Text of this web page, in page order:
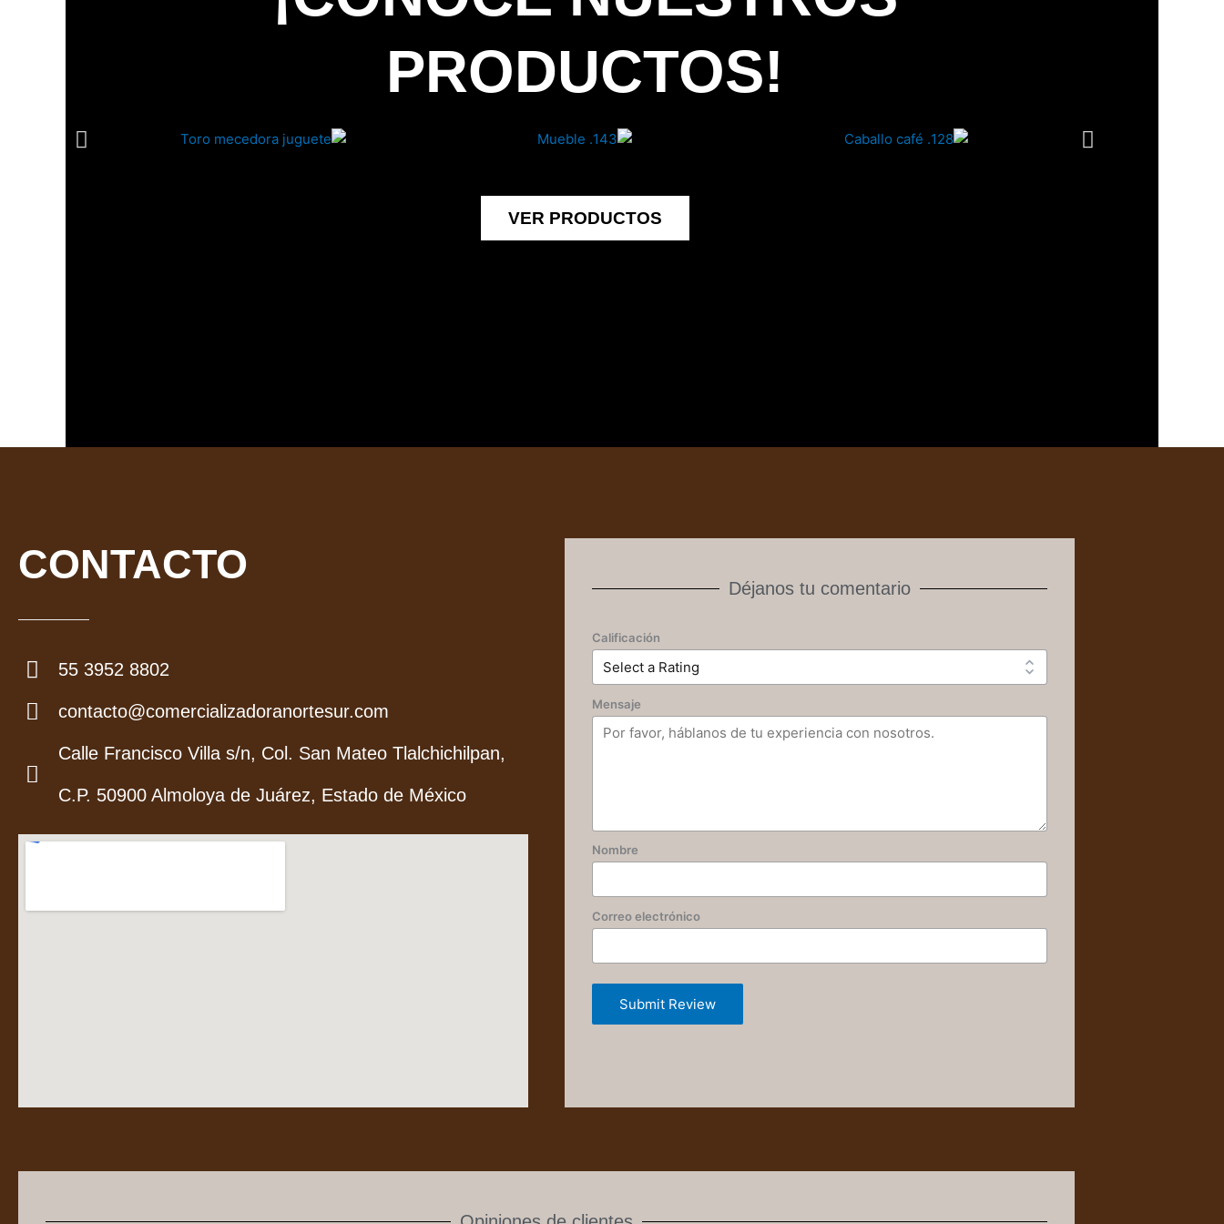
PRODUCTOS!
VER PRODUCTOS
CONTACTO
55 3952 8802
contacto@comercializadoranortesur.com
Calle Francisco Villa s/n, Col. San Mateo Tlalchichilpan,
C.P. 50900 Almoloya de Juárez, Estado de México
Déjanos tu comentario
Calificación
Mensaje
Nombre
Correo electrónico
Submit Review